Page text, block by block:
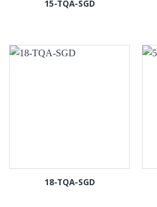
15-TQA-SGD
18-TQA-SGD